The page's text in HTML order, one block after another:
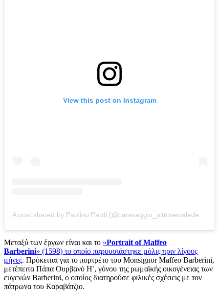
View this post on Instagram
Μεταξύ των έργων είναι και το «Portrait of Maffeo
Barberini» (1598) το οποίο παρουσιάστηκε μόλις πριν λίγους
μήνες. Πρόκειται για το πορτρέτο του Monsignor Maffeo Barberini,
μετέπειτα Πάπα Ουρβανό Η′, γόνου της ρωμαϊκής οικογένειας των
ευγενών Barberini, ο οποίος διατηρούσε φιλικές σχέσεις με τον
πάτρωνα του Καραβάτζιο.